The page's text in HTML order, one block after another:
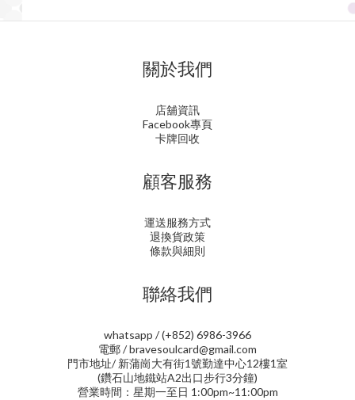
關於我們
店舖資訊
Facebook專頁
卡牌回收
顧客服務
運送服務方式
退換貨政策
條款與細則
聯絡我們
whatsapp / (+852) 6986-3966
電郵 / bravesoulcard@gmail.com
門市地址/ 新蒲崗大有街1號勤達中心12樓1室
(鑽石山地鐵站A2出口步行3分鐘)
營業時間：星期一至日 1:00pm~11:00pm